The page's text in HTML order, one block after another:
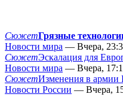
СюжетГрязные
Новости мира — Вчера,
СюжетЭскалация для
Новости мира — Вчера,
СюжетИзменения в армии
Новости России — Вчера,